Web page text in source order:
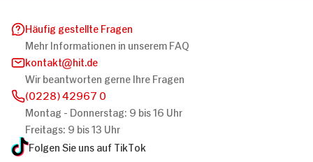
Häufig gestellte Fragen
Mehr Informationen in unserem FAQ
kontakt
hit.de
Wir beantworten gerne Ihre Fragen
(0228) 42967 0
Montag - Donnerstag: 9 bis 16 Uhr
Freitags: 9 bis 13 Uhr
Folgen Sie uns auf TikTok